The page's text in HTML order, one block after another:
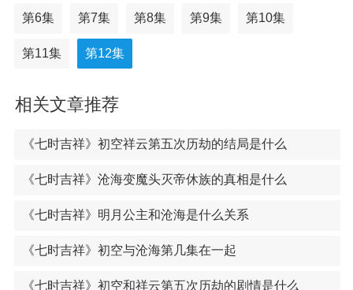
第6集 第7集 第8集 第9集 第10集
第11集 第12集
相关文章推荐
《七时吉祥》初空祥云第五次历劫的结局是什么
《七时吉祥》沧海变魔头灭帝休族的真相是什么
《七时吉祥》明月公主和沧海是什么关系
《七时吉祥》初空与沧海第几集在一起
《七时吉祥》初空和祥云第五次历劫的剧情是什么